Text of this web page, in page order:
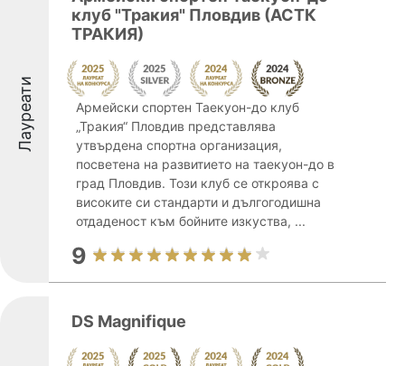
Лауреати
клуб "Тракия" Пловдив (АСТК
ТРАКИЯ)
Армейски спортен Таекуон-до клуб
„Тракия“ Пловдив представлява
утвърдена спортна организация,
посветена на развитието на таекуон-до в
град Пловдив. Този клуб се откроява с
високите си стандарти и дългогодишна
отдаденост към бойните изкуства, ...
9
DS Magnifique